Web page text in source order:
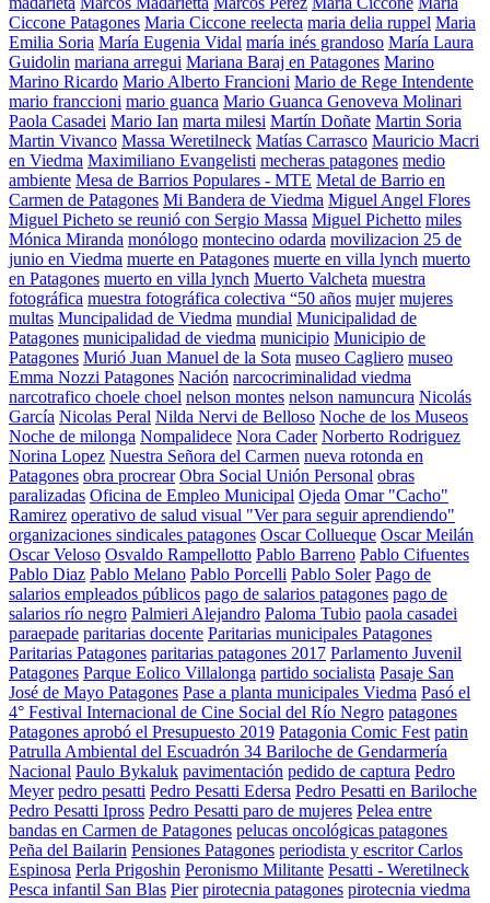
Ciccone Patagones Maria Ciccone reelecta maria delia ruppel Maria
Emilia Soria María Eugenia Vidal maría inés grandoso María Laura
Guidolin mariana arregui Mariana Baraj en Patagones Marino
Marino Ricardo Mario Alberto Francioni Mario de Rege Intendente
mario franccioni mario guanca Mario Guanca Genoveva Molinari
Paola Casadei Mario Ian marta milesi Martín Doñate Martin Soria
Martin Vivanco Massa Weretilneck Matías Carrasco Mauricio Macri
en Viedma Maximiliano Evangelisti mecheras patagones medio
ambiente Mesa de Barrios Populares - MTE Metal de Barrio en
Carmen de Patagones Mi Bandera de Viedma Miguel Angel Flores
Miguel Picheto se reunió con Sergio Massa Miguel Pichetto miles
Mónica Miranda monólogo montecino odarda movilizacion 25 de
junio en Viedma muerte en Patagones muerte en villa lynch muerto
en Patagones muerto en villa lynch Muerto Valcheta muestra
fotográfica muestra fotográfica colectiva “50 años mujer mujeres
multas Muncipalidad de Viedma mundial Municipalidad de
Patagones municipalidad de viedma municipio Municipio de
Patagones Murió Juan Manuel de la Sota museo Cagliero museo
Emma Nozzi Patagones Nación narcocriminalidad viedma
narcotrafico choele choel nelson montes nelson namuncura Nicolás
García Nicolas Peral Nilda Nervi de Belloso Noche de los Museos
Noche de milonga Nompalidece Nora Cader Norberto Rodriguez
Norina Lopez Nuestra Señora del Carmen nueva rotonda en
Patagones obra procrear Obra Social Unión Personal obras
paralizadas Oficina de Empleo Municipal Ojeda Omar "Cacho"
Ramirez operativo de salud visual "Ver para seguir aprendiendo"
organizaciones sindicales patagones Oscar Collueque Oscar Meilán
Oscar Veloso Osvaldo Rampellotto Pablo Barreno Pablo Cifuentes
Pablo Diaz Pablo Melano Pablo Porcelli Pablo Soler Pago de
salarios empleados públicos pago de salarios patagones pago de
salarios río negro Palmieri Alejandro Paloma Tubio paola casadei
paraepade paritarias docente Paritarias municipales Patagones
Paritarias Patagones paritarias patagones 2017 Parlamento Juvenil
Patagones Parque Eolico Villalonga partido socialista Pasaje San
José de Mayo Patagones Pase a planta municipales Viedma Pasó el
4° Festival Internacional de Cine Social del Río Negro patagones
Patagones aprobó el Presupuesto 2019 Patagonia Comic Fest patin
Patrulla Ambiental del Escuadrón 34 Bariloche de Gendarmería
Nacional Paulo Bykaluk pavimentación pedido de captura Pedro
Meyer pedro pesatti Pedro Pesatti Edersa Pedro Pesatti en Bariloche
Pedro Pesatti Ipross Pedro Pesatti paro de mujeres Pelea entre
bandas en Carmen de Patagones pelucas oncológicas patagones
Peña del Bailarin Pensiones Patagones periodista y escritor Carlos
Espinosa Perla Prigoshin Peronismo Militante Pesatti - Weretilneck
Pesca infantil San Blas Pier pirotecnia patagones pirotecnia viedma